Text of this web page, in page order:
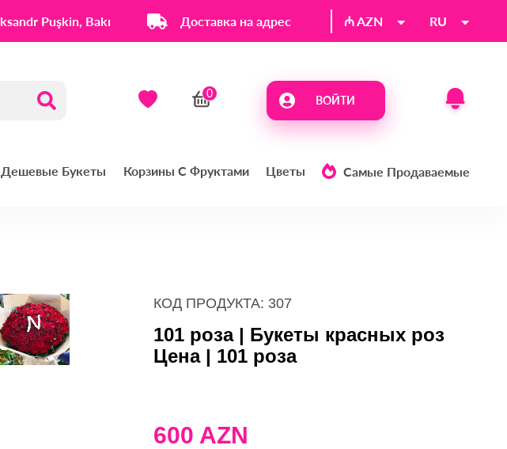
Puşkin, Bakı Доставка на адрес ₼ AZN RU
ВОЙТИ
Дешевые Букеты Корзины С Фруктами Цветы Самые Продаваемые
КОД ПРОДУКТА: 307
101 роза | Букеты красных роз
Цена | 101 роза
600 AZN